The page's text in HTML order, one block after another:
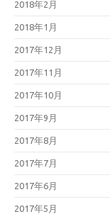
2018年2月
2018年1月
2017年12月
2017年11月
2017年10月
2017年9月
2017年8月
2017年7月
2017年6月
2017年5月